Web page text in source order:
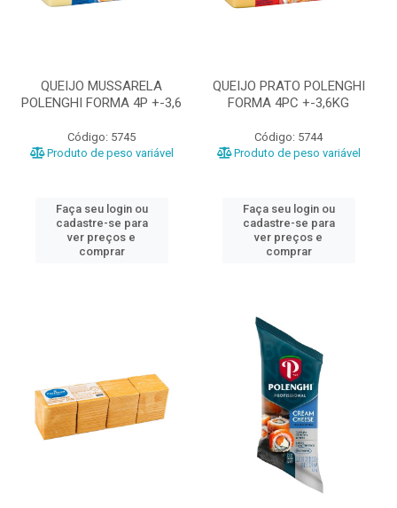
QUEIJO MUSSARELA
POLENGHI FORMA 4P +-3,6
Código: 5745
Produto de peso variável
Faça seu login ou
cadastre-se para
ver preços e
comprar
QUEIJO PRATO POLENGHI
FORMA 4PC +-3,6KG
Código: 5744
Produto de peso variável
Faça seu login ou
cadastre-se para
ver preços e
comprar